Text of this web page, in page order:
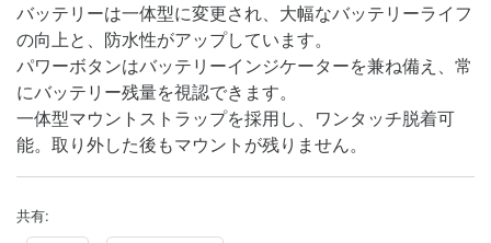
バッテリーは一体型に変更され、大幅なバッテリーライフ
の向上と、防水性がアップしています。
パワーボタンはバッテリーインジケーターを兼ね備え、常
にバッテリー残量を視認できます。
一体型マウントストラップを採用し、ワンタッチ脱着可
能。取り外した後もマウントが残りません。
共有: